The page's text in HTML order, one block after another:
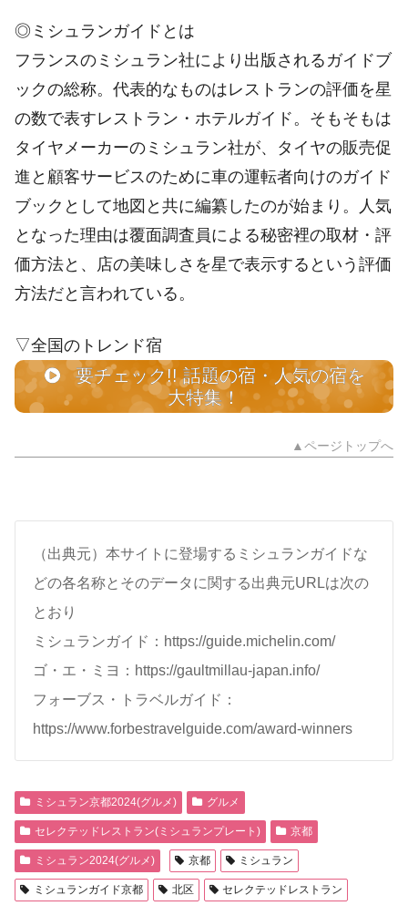
◎ミシュランガイドとは
フランスのミシュラン社により出版されるガイドブ
ックの総称。代表的なものはレストランの評価を星
の数で表すレストラン・ホテルガイド。そもそもは
タイヤメーカーのミシュラン社が、タイヤの販売促
進と顧客サービスのために車の運転者向けのガイド
ブックとして地図と共に編纂したのが始まり。人気
となった理由は覆面調査員による秘密裡の取材・評
価方法と、店の美味しさを星で表示するという評価
方法だと言われている。
▽全国のトレンド宿
要チェック!! 話題の宿・人気の宿を
大特集！
▲ページトップへ
（出典元）本サイトに登場するミシュランガイドな
どの各名称とそのデータに関する出典元URLは次の
とおり
ミシュランガイド：https://guide.michelin.com/
ゴ・エ・ミヨ：https://gaultmillau-japan.info/
フォーブス・トラベルガイド：
https://www.forbestravelguide.com/award-winners
ミシュラン京都2024(グルメ) グルメ
セレクテッドレストラン(ミシュランプレート) 京都
ミシュラン2024(グルメ) 京都 ミシュラン
ミシュランガイド京都 北区 セレクテッドレストラン